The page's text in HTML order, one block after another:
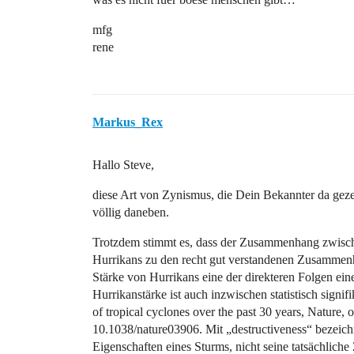
mfg
rene
Markus_Rex
Hallo Steve,
diese Art von Zynismus, die Dein Bekannter da
völlig daneben.
Trotzdem stimmt es, dass der Zusammenhang
Hurrikans zu den recht gut verstandenen
Stärke von Hurrikans eine der direkteren Folgen
Hurrikanstärke ist auch inzwischen statistisch
of tropical cyclones over the past 30 years,
10.1038/nature03906. Mit „destructiveness“
Eigenschaften eines Sturms, nicht seine